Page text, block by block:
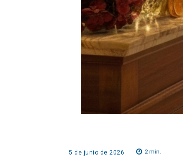
5 de junio de 2026 2min.